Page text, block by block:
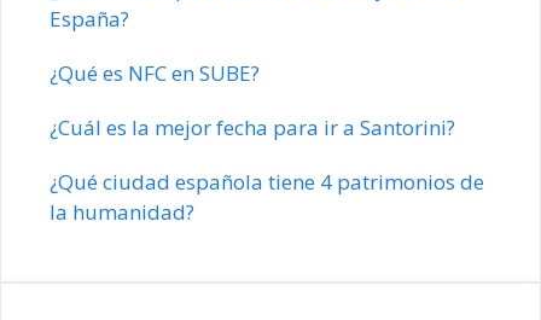
España?
¿Qué es NFC en SUBE?
¿Cuál es la mejor fecha para ir a Santorini?
¿Qué ciudad española tiene 4 patrimonios de
la humanidad?